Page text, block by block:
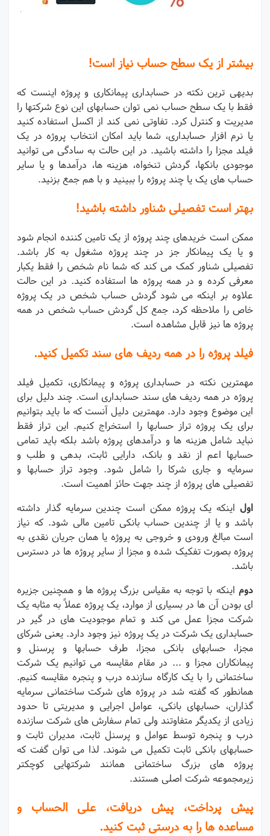
بیشتر از یک سطح حساب نیاز است!
بدیهی ترین نکته در حسابداری پیمانکاری و پروژه اینست که
فقط با یک سطح حساب نمی توان حسابهای این نوع شرکتها را
مدیریت و کنترل کرد. تفاوتی نمی کند از اکسل استفاده کنید
یا نرم افزار حسابداری، شما باید امکان انتخاب پروژه در یک
فیلد مجزا را داشته باشید. در این حالت به سادگی می توانید
موجودی بانکها، گردش تنخواه، هزینه ها، درآمدها و یا سایر
حساب های یک یا چند پروژه را ببینید و با هم جمع بزنید.
بهتر است تفصیلی شناور داشته باشید!
ممکن است خریدهای چند پروژه از یک تامین کننده انجام شود
و یا یک پیمانکار جز در چند پروژه مشغول به کار باشد.
تفصیلی شناور کمک می کند که شما نام شخص را فقط یکبار
معرفی کرده و در همه پروژه ها استفاده کنید. در این حالت
علاوه بر اینکه می شود گردش حساب شخص در یک پروژه
خاص را ملاحظه کرد، جمع کل گردش حساب شخص در همه
پروژه ها نیز قابل مشاهده است.
فیلد پروژه را در همه ردیف های سند تکمیل کنید.
مهمترین نکته در حسابداری پروژه و پیمانکاری، تکمیل فیلد
پروژه در همه ردیف های سند حسابداری است. چند دلیل برای
این موضوع وجود دارد. مهمترین دلیل آنست که ما باید بتوانیم
برای یک پروژه تراز حسابها را استخراج کنیم. این تراز فقط
نباید شامل هزینه ها و درآمدهای پروژه باشد بلکه باید تمامی
حسابها اعم از نقد و بانک، دارایی ثابت، بدهی و طلب و
سرمایه و جاری شرکا را شامل شود. وجود تراز حسابها و
تفصیلی های پروژه از چند جهت حائز اهمیت است.
اول اینکه یک پروژه ممکن است چندین سرمایه گذار داشته
باشد و یا از چندین حساب بانکی تامین مالی شود. که نیاز
است مبالغ ورودی و خروجی به پروژه یا همان جریان نقدی به
پروژه بصورت تفکیک شده و مجزا از سایر پروژه ها در دسترس
باشد.
دوم اینکه با توجه به مقیاس بزرگ پروژه ها و همچنین جزیره
ای بودن آن ها در بسیاری از موارد، یک پروژه عملاً به مثابه یک
شرکت مجزا عمل می کند و تمام موجودیت های در گیر در
حسابداری یک شرکت در یک پروژه نیز وجود دارد. یعنی شرکای
مجزا، حسابهای بانکی مجزا، طرف حسابها و پرسنل و
پیمانکاران مجزا و ... در مقام مقایسه می توانیم یک شرکت
ساختمانی را با یک کارگاه سازنده درب و پنجره مقایسه کنیم.
همانطور که گفته شد در پروژه های شرکت ساختمانی سرمایه
گذاران، حسابهای بانکی، عوامل اجرایی و مدیریتی تا حدود
زیادی از یکدیگر متفاوتند ولی تمام سفارش های شرکت سازنده
درب و پنجره توسط عوامل و پرسنل ثابت، مدیران ثابت و
حسابهای بانکی ثابت تکمیل می شوند. لذا می توان گفت که
پروژه های بزرگ ساختمانی همانند شرکتهایی کوچکتر
زیرمجموعه شرکت اصلی هستند.
پیش پرداخت، پیش دریافت، علی الحساب و
مساعده ها را به درستی ثبت کنید.